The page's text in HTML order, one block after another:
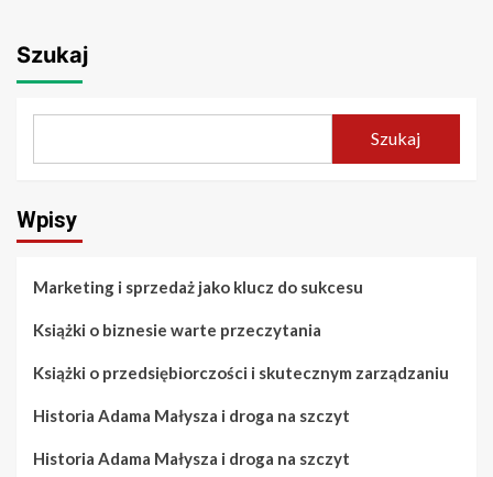
Szukaj
Szukaj
Wpisy
Marketing i sprzedaż jako klucz do sukcesu
Książki o biznesie warte przeczytania
Książki o przedsiębiorczości i skutecznym zarządzaniu
Historia Adama Małysza i droga na szczyt
Historia Adama Małysza i droga na szczyt